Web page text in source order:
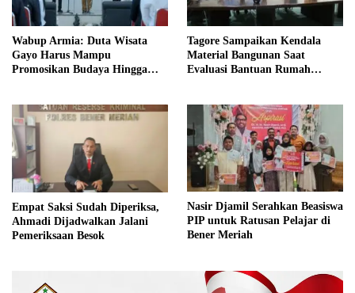
Wabup Armia: Duta Wisata
Gayo Harus Mampu
Promosikan Budaya Hingga
Tagore Sampaikan Kendala
Material Bangunan Saat
Evaluasi Bantuan Rumah
Empat Saksi Sudah Diperiksa,
Ahmadi Dijadwalkan Jalani
Pemeriksaan Besok
Nasir Djamil Serahkan Beasiswa
PIP untuk Ratusan Pelajar di
Bener Meriah